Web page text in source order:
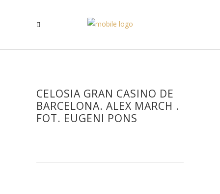
CELOSIA GRAN CASINO DE
BARCELONA. ALEX MARCH .
FOT. EUGENI PONS